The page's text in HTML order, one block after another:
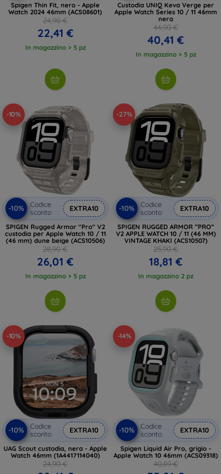
Spigen Thin Fit, nero - Apple
Watch 2024 46mm (ACS08601)
24,90 €
22,41 €
In magazzino > 5 pz
Custodia UNIQ Keva Verge per
Apple Watch Series 10 / 11 46mm
nera
44,90 €
40,41 €
In magazzino > 5 pz
-10%
-10%
Codice
sconto
EXTRA10
SPIGEN Rugged Armor "Pro" V2
custodia per Apple Watch 10 / 11
(46 mm) dune beige (ACS10506)
28,90 €
26,01 €
In magazzino > 5 pz
-27%
-10%
Codice
sconto
EXTRA10
SPIGEN RUGGED ARMOR ”PRO”
V2 APPLE WATCH 10 / 11 (46 MM)
VINTAGE KHAKI (ACS10507)
25,90 €
18,81 €
In magazzino 2 pz
-10%
-10%
Codice
sconto
EXTRA10
UAG Scout custodia, nera - Apple
Watch 46mm (1A4417114040)
24,90 €
-14%
-10%
Codice
sconto
EXTRA10
Spigen Liquid Air Pro, grigio -
Apple Watch 10 46mm (ACS09318)
40,89 €